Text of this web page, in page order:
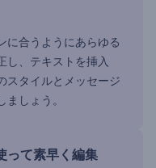
に合うようにあらゆる
し、テキストを挿入
スタイルとメッセージ
しょう。
って素早く編集